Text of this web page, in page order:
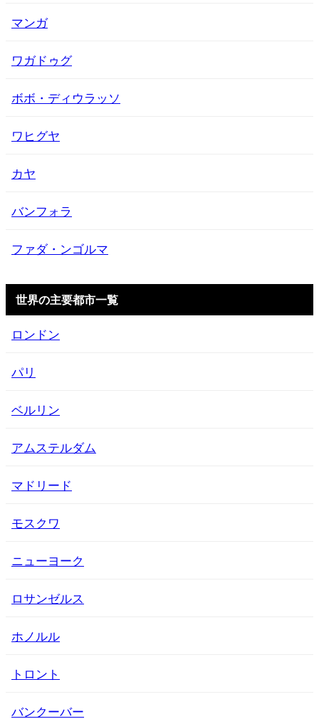
マンガ
ワガドゥグ
ボボ・ディウラッソ
ワヒグヤ
カヤ
バンフォラ
ファダ・ンゴルマ
世界の主要都市一覧
ロンドン
パリ
ベルリン
アムステルダム
マドリード
モスクワ
ニューヨーク
ロサンゼルス
ホノルル
トロント
バンクーバー